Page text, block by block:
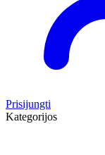
Prisijungti
Kategorijos